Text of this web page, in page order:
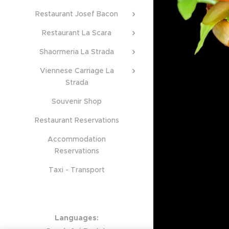
Restaurant Josef Bacon
Restaurant La Scara
Shaormeria La Strada
Viennese Carriage La
Strada
Souvenir Shop
Restaurant Reservations
Accommodation
Reservations
Taxi - Transport
Languages